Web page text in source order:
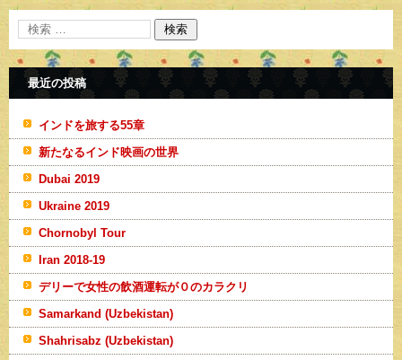
最近の投稿
インドを旅する55章
新たなるインド映画の世界
Dubai 2019
Ukraine 2019
Chornobyl Tour
Iran 2018-19
デリーで女性の飲酒運転が０のカラクリ
Samarkand (Uzbekistan)
Shahrisabz (Uzbekistan)